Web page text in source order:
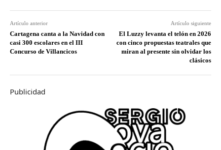
Artículo anterior
Cartagena canta a la Navidad con
casi 300 escolares en el III
Concurso de Villancicos
Artículo siguiente
El Luzzy levanta el telón en 2026
con cinco propuestas teatrales que
miran al presente sin olvidar los
clásicos
Publicidad